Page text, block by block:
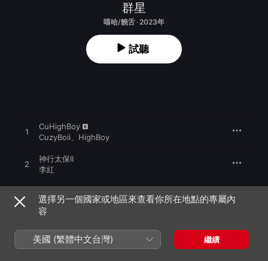
群星
嘻哈/饒舌 · 2023年
試聽
1
CuHighBoy
CuzyBoii
HighBoy
2
神行太保II
李紅
3
BARDI
4
REX
選擇另一個國家或地區來查看你所在地點的專屬內
容
美國 (繁體中文台灣) 繼續